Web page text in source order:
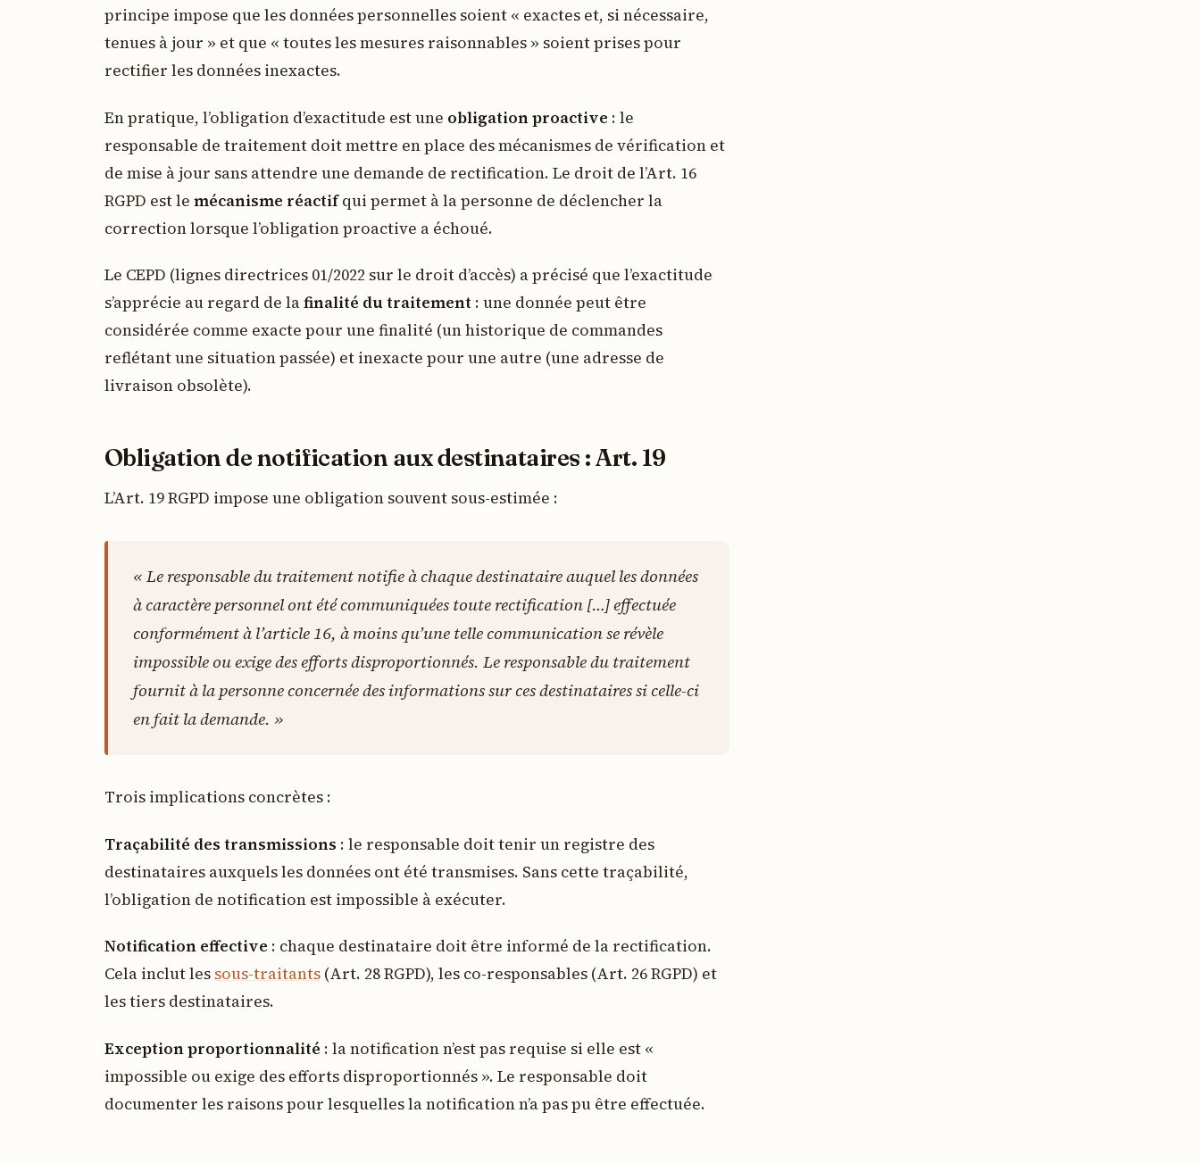
principe impose que les données personnelles soient « exactes et, si nécessaire,
tenues à jour » et que « toutes les mesures raisonnables » soient prises pour
rectifier les données inexactes.
En pratique, l’obligation d’exactitude est une obligation proactive : le
responsable de traitement doit mettre en place des mécanismes de vérification et
de mise à jour sans attendre une demande de rectification. Le droit de l’Art. 16
RGPD est le mécanisme réactifqui permet à la personne de déclencher la
correction lorsque l’obligation proactive a échoué.
Le CEPD (lignes directrices 01/2022 sur le droit d’accès) a précisé que l’exactitude
s’apprécie au regard de lafinalité du traitement : une donnée peut être
considérée comme exacte pour une finalité (un historique de commandes
reflétant une situation passée) et inexacte pour une autre (une adresse de
livraison obsolète).
Obligation de notification aux destinataires : Art. 19
L’Art. 19 RGPD impose une obligation souvent sous-estimée :
« Le responsable du traitement notifie à chaque destinataire auquel les données
à caractère personnel ont été communiquées toute rectification […] effectuée
conformément à l’article 16, à moins qu’une telle communication se révèle
impossible ou exige des efforts disproportionnés. Le responsable du traitement
fournit à la personne concernée des informations sur ces destinataires si celle-ci
en fait la demande. »
Trois implications concrètes :
Traçabilité des transmissions : le responsable doit tenir un registre des
destinataires auxquels les données ont été transmises. Sans cette traçabilité,
l’obligation de notification est impossible à exécuter.
Notification effective : chaque destinataire doit être informé de la rectification.
Cela inclut les sous-traitants (Art. 28 RGPD), les co-responsables (Art. 26 RGPD) et
les tiers destinataires.
Exception proportionnalité : la notification n’est pas requise si elle est «
impossible ou exige des efforts disproportionnés ». Le responsable doit
documenter les raisons pour lesquelles la notification n’a pas pu être effectuée.